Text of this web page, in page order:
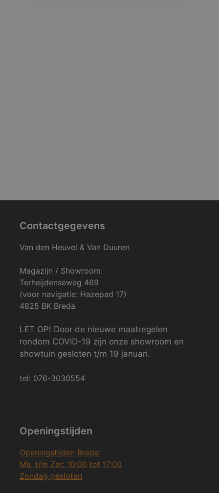
Contactgegevens
Van den Heuvel & Van Duuren
Magazijn / Showroom:
Terheijdenseweg 469
(voor navigatie: Hazepad 17)
4825 BK Breda
LET OP! Door de nieuwe maatregelen
rondom COVID-19 zijn onze showroom en
showtuin gesloten t/m 19 januari.
tel: 076-3030554
Openingstijden
Openingstijden Breda:
Ma. t/m Zat: 10:00 tot 17:00
Zondag gesloten